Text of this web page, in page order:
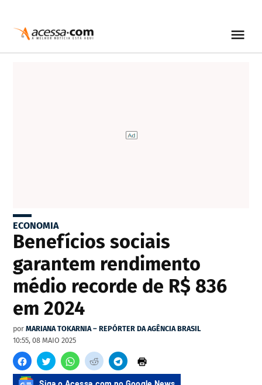
ECONOMIA
Benefícios sociais
garantem rendimento
médio recorde de R$ 836
em 2024
por MARIANA TOKARNIA – REPÓRTER DA AGÊNCIA BRASIL
10:55, 08 MAIO 2025